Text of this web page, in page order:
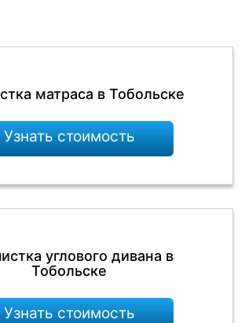
матраса в Тобольске
Узнать стоимость
углового дивана в
Тобольске
Узнать стоимость